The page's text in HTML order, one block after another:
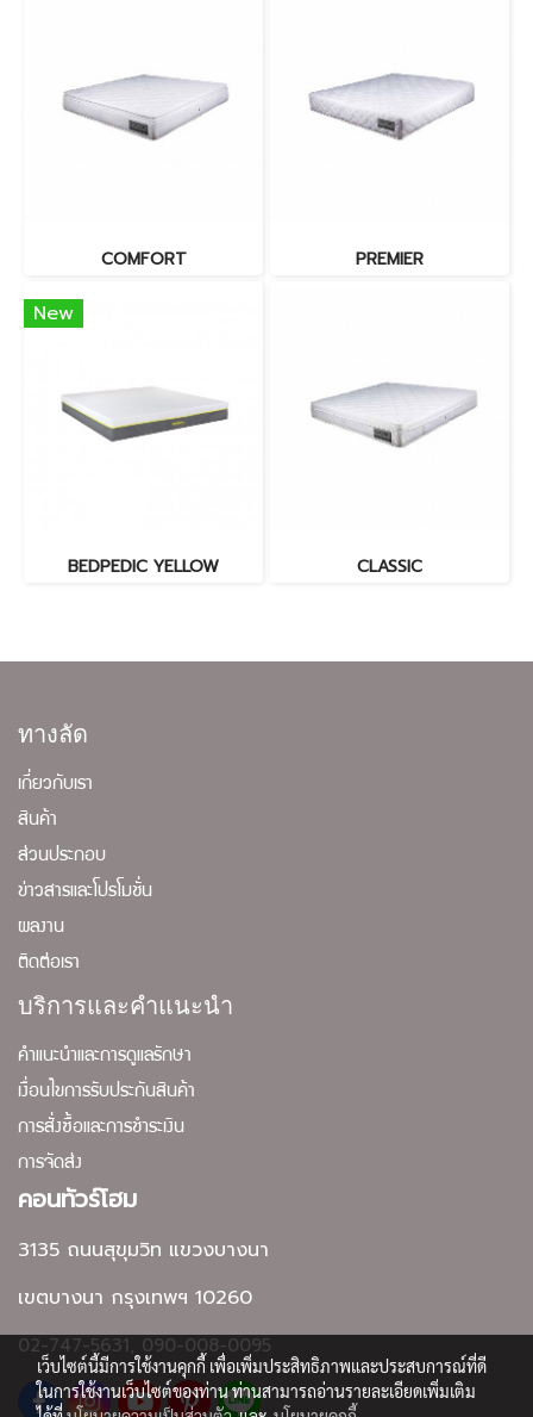
COMFORT PREMIER
New
BEDPEDIC YELLOW CLASSIC
ทางลัด
เกี่ยวกับเรา
สินค้า
ส่วนประกอบ
ข่าวสารและโปรโมชั่น
ผลงาน
ติดต่อเรา
บริการและคำแนะนำ
คำแนะนำและการดูแลรักษา
เงื่อนไขการรับประกันสินค้า
การสั่งซื้อและการชำระเงิน
การจัดส่ง
คอนทัวร์โฮม
3135 ถนนสุขุมวิท แขวงบางนา
เขตบางนา กรุงเทพฯ 10260
02-747-5631, 090-008-0095
เว็บไซต์นี้มีการใช้งานคุกกี้ เพื่อเพิ่มประสิทธิภาพและประสบการณ์ที่ดี
ในการใช้งานเว็บไซต์ของท่าน ท่านสามารถอ่านรายละเอียดเพิ่มเติม